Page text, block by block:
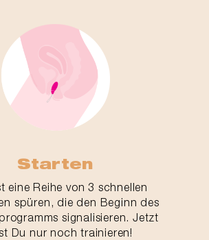
Starten
eine Reihe von 3 schnellen
spüren, die den Beginn des
signalisieren. Jetzt
Du nur noch trainieren!